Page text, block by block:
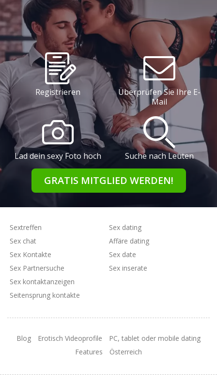
Registrieren
Überprüfen Sie Ihre E-
Mail
Lad dein sexy Foto hoch Suche nach Leuten
GRATIS MITGLIED WERDEN!
Sextreffen
Sex chat
Sex Kontakte
Sex dating
Affäre dating
Sex date
Sex Partnersuche
Sex kontaktanzeigen
Seitensprung kontakte
Sex inserate
Blog Erotisch Videoprofile
PC, tablet oder mobile dating
Features
Österreich